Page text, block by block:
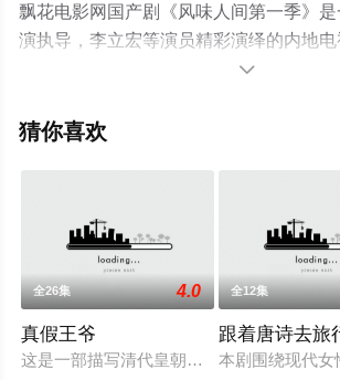
飘花电影网国产剧《风味人间第一季》
演执导，李立宏等演员精彩演绎的内地
观看高清未删减完整版电视剧全集就上飘
电视猫或剧情网等平台了解。

猜你喜欢
全26集 4.0
真假王爷
这是一部描写清代皇朝历史的古装电剧连
全12集
跟着唐诗去旅
本剧围绕现代女